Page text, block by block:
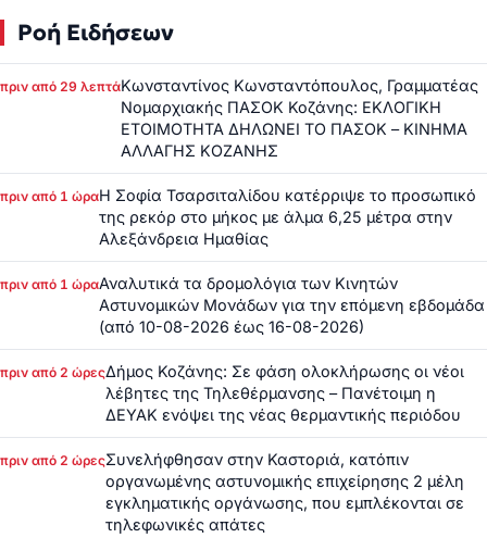
Ροή Ειδήσεων
πριν από 29 λεπτάΚωνσταντίνος Κωνσταντόπουλος, Γραμματέας
Νομαρχιακής ΠΑΣΟΚ Κοζάνης: ΕΚΛΟΓΙΚΗ
ΕΤΟΙΜΟΤΗΤΑ ΔΗΛΩΝΕΙ ΤΟ ΠΑΣΟΚ – ΚΙΝΗΜΑ
ΑΛΛΑΓΗΣ ΚΟΖΑΝΗΣ
πριν από 1 ώραΗ Σοφία Τσαρσιταλίδου κατέρριψε το προσωπικό
της ρεκόρ στο μήκος με άλμα 6,25 μέτρα στην
Αλεξάνδρεια Ημαθίας
πριν από 1 ώραΑναλυτικά τα δρομολόγια των Κινητών
Αστυνομικών Μονάδων για την επόμενη εβδομάδα
(από 10-08-2026 έως 16-08-2026)
πριν από 2 ώρεςΔήμος Κοζάνης: Σε φάση ολοκλήρωσης οι νέοι
λέβητες της Τηλεθέρμανσης – Πανέτοιμη η
ΔΕΥΑΚ ενόψει της νέας θερμαντικής περιόδου
πριν από 2 ώρεςΣυνελήφθησαν στην Καστοριά, κατόπιν
οργανωμένης αστυνομικής επιχείρησης 2 μέλη
εγκληματικής οργάνωσης, που εμπλέκονται σε
τηλεφωνικές απάτες